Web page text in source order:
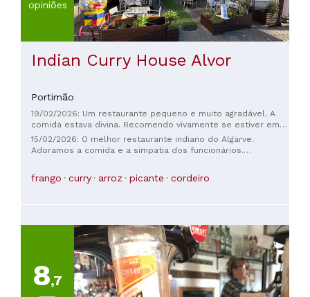
opiniões
Indian Curry House Alvor
Portimão
19/02/2026: Um restaurante pequeno e muito agradável. A
comida estava divina. Recomendo vivamente se estiver em
Alvor.
15/02/2026: O melhor restaurante indiano do Algarve.
Adoramos a comida e a simpatia dos funcionários.
frango curry arroz picante cordeiro
8,7